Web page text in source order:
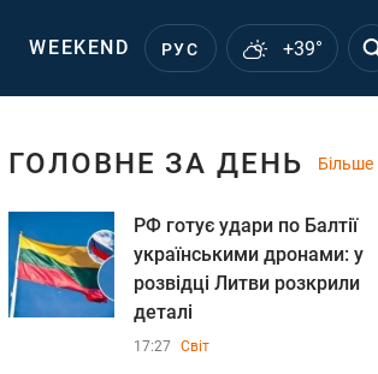
WEEKEND РУС +39°
ГОЛОВНЕ ЗА ДЕНЬ Більше
РФ готує удари по Балтії
українськими дронами: у
розвідці Литви розкрили
деталі
17:27 Світ